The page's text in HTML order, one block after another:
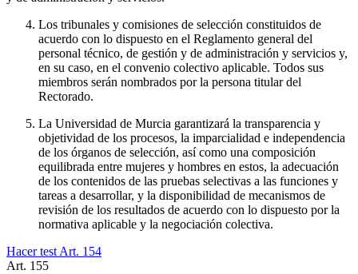
Los tribunales y comisiones de selección constituidos de
acuerdo con lo dispuesto en el Reglamento general del
personal técnico, de gestión y de administración y servicios y,
en su caso, en el convenio colectivo aplicable. Todos sus
miembros serán nombrados por la persona titular del
Rectorado.
La Universidad de Murcia garantizará la transparencia y
objetividad de los procesos, la imparcialidad e independencia
de los órganos de selección, así como una composición
equilibrada entre mujeres y hombres en estos, la adecuación
de los contenidos de las pruebas selectivas a las funciones y
tareas a desarrollar, y la disponibilidad de mecanismos de
revisión de los resultados de acuerdo con lo dispuesto por la
normativa aplicable y la negociación colectiva.
Hacer test Art. 154
Art. 155